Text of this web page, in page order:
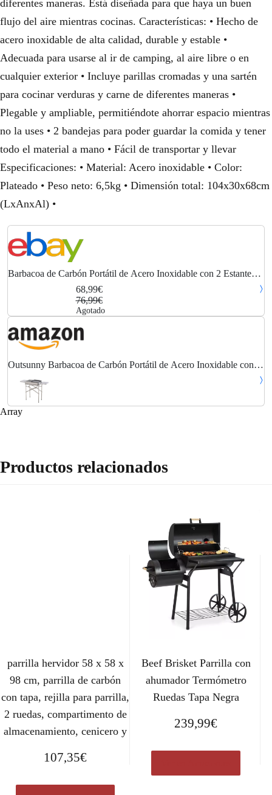
€
.
diferentes maneras. Está diseñada para que haya un buen
flujo del aire mientras cocinas. Características: • Hecho de
acero inoxidable de alta calidad, durable y estable •
Adecuada para usarse al ir de camping, al aire libre o en
cualquier exterior • Incluye parillas cromadas y una sartén
para cocinar verduras y carne de diferentes maneras •
Plegable y ampliable, permitiéndote ahorrar espacio mientras
no la uses • 2 bandejas para poder guardar la comida y tener
todo el material a mano • Fácil de transportar y llevar
Especificaciones: • Material: Acero inoxidable • Color:
Plateado • Peso neto: 6,5kg • Dimensión total: 104x30x68cm
(LxAnxAl) •
Barbacoa de Carbón Portátil de Acero Inoxidable con 2 Estantes
104x30x68cm Plata68,99€
76,99€
Agotado
Outsunny Barbacoa de Carbón Portátil de Acero Inoxidable con 2
Camping Senderismo Picnics...
Array
Productos relacionados
parrilla hervidor 58 x 58 x
98 cm, parrilla de carbón
con tapa, rejilla para parrilla,
2 ruedas, compartimento de
almacenamiento, cenicero y
107,35€
Beef Brisket Parrilla con
ahumador Termómetro
Ruedas Tapa Negra
239,99€